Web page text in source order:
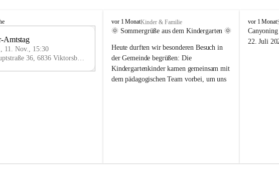
V
Amtstag
11. Nov., 15:30
Hauptstraße 36, 6836 Viktorsberg, AUT
V
i
t
o
r
s
vor 1 MonatKinder & Familie
🌞 Sommergrüße aus dem Kindergarten 🌞
Heute durften wir besonderen Besuch in
der Gemeinde begrüßen: Die
Kindergartenkinder kamen gemeinsam mit
dem pädagogischen Team vorbei, um uns
V
i
k
vor 1 Monat
22. Juli